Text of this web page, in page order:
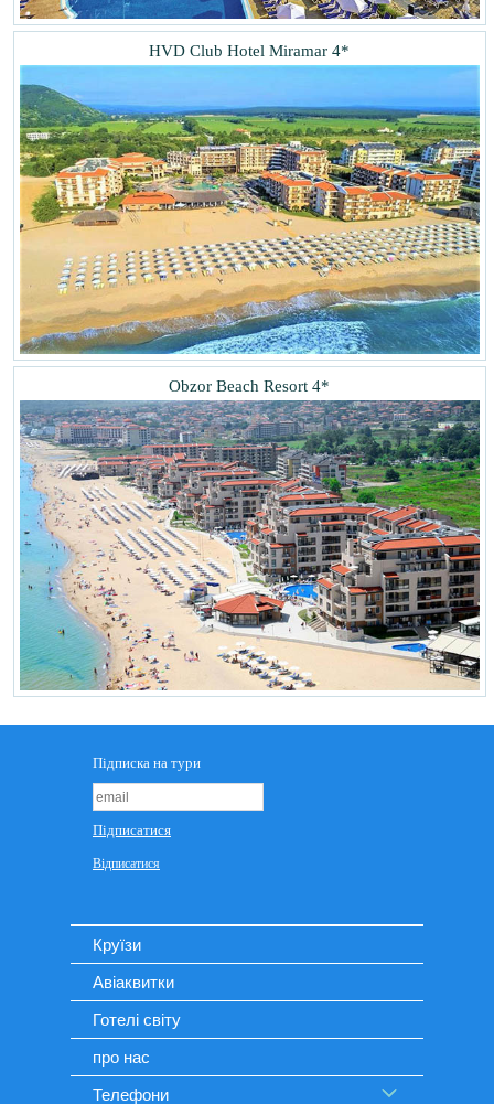
HVD Club Hotel Miramar 4*
Obzor Beach Resort 4*
Круїзи
Авіаквитки
Готелі світу
про нас
Телефони